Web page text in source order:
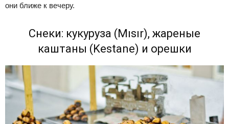
они ближе к вечеру.
Снеки: кукуруза (Mısır), жареные
каштаны (Kestane) и орешки